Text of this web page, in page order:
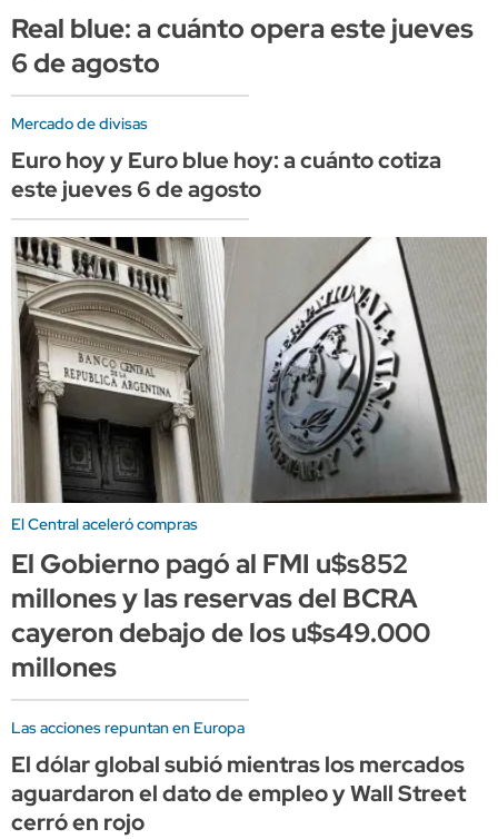
Real blue: a cuánto opera este jueves
6 de agosto
Mercado de divisas
Euro hoy y Euro blue hoy: a cuánto cotiza
este jueves 6 de agosto
El Central aceleró compras
El Gobierno pagó al FMI u$s852
millones y las reservas del BCRA
cayeron debajo de los u$s49.000
millones
Las acciones repuntan en Europa
El dólar global subió mientras los mercados
aguardaron el dato de empleo y Wall Street
cerró en rojo